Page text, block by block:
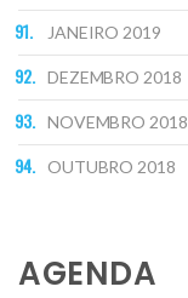
JANEIRO 2019
DEZEMBRO 2018
NOVEMBRO 2018
OUTUBRO 2018
AGENDA